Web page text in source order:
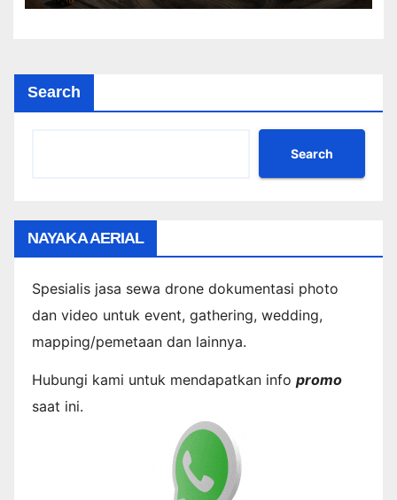
Search
Search
NAYAKA AERIAL
Spesialis jasa sewa drone dokumentasi photo
dan video untuk event, gathering, wedding,
mapping/pemetaan dan lainnya.
Hubungi kami untuk mendapatkan info promo
saat ini.